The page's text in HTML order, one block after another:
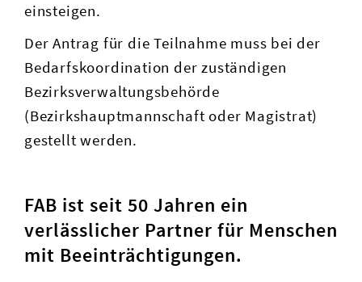
einsteigen.
Der Antrag für die Teilnahme muss bei der
Bedarfskoordination der zuständigen
Bezirksverwaltungsbehörde
(Bezirkshauptmannschaft oder Magistrat)
gestellt werden.
FAB ist seit 50 Jahren ein
verlässlicher Partner für Menschen
mit Beeinträchtigungen.